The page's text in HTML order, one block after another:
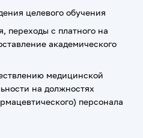
целевого обучения
переходы с платного на
академического
медицинской
на должностях
персонала